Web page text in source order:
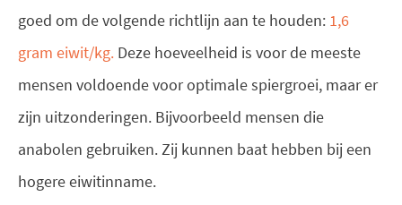
goed om de volgende richtlijn aan te houden: 1,6
gram eiwit/kg. Deze hoeveelheid is voor de meeste
mensen voldoende voor optimale spiergroei, maar er
zijn uitzonderingen. Bijvoorbeeld mensen die
anabolen gebruiken.Zij kunnen baat hebben bij een
hogere eiwitinname.